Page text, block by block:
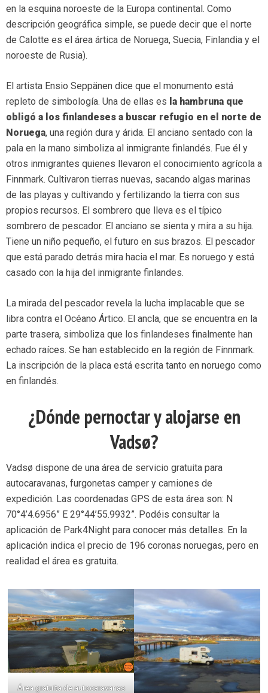
en la esquina noroeste de la Europa continental. Como
descripción geográfica simple, se puede decir que el norte
de Calotte es el área ártica de Noruega, Suecia, Finlandia y el
noroeste de Rusia).
El artista Ensio Seppänen dice que el monumento está
repleto de simbología. Una de ellas es la hambruna que
obligó a los finlandeses a buscar refugio en el norte de
Noruega, una región dura y árida. El anciano sentado con la
pala en la mano simboliza al inmigrante finlandés. Fue él y
otros inmigrantes quienes llevaron el conocimiento agrícola a
Finnmark. Cultivaron tierras nuevas, sacando algas marinas
de las playas y cultivando y fertilizando la tierra con sus
propios recursos. El sombrero que lleva es el típico
sombrero de pescador. El anciano se sienta y mira a su hija.
Tiene un niño pequeño, el futuro en sus brazos. El pescador
que está parado detrás mira hacia el mar. Es noruego y está
casado con la hija del inmigrante finlandes.
La mirada del pescador revela la lucha implacable que se
libra contra el Océano Ártico. El ancla, que se encuentra en la
parte trasera, simboliza que los finlandeses finalmente han
echado raíces. Se han establecido en la región de Finnmark.
La inscripción de la placa está escrita tanto en noruego como
en finlandés.
¿Dónde pernoctar y alojarse en
Vadsø?
Vadsø dispone de una área de servicio gratuita para
autocaravanas, furgonetas camper y camiones de
expedición. Las coordenadas GPS de esta área son: N
70°4’4.6956” E 29°44’55.9932”. Podéis consultar la
aplicación de Park4Night para conocer más detalles. En la
aplicación indica el precio de 196 coronas noruegas, pero en
realidad el área es gratuita.
Área gratuita de autocaravanas